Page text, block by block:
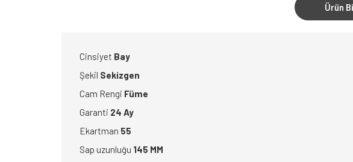
Ürün
Cinsiyet Bay
Şekil Sekizgen
Cam Rengi Füme
Garanti 24 Ay
Ekartman 55
Sap uzunluğu 145 MM